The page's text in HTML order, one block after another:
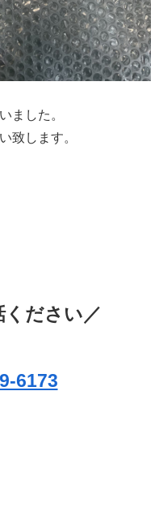
ました。
致します。
ください／
6173